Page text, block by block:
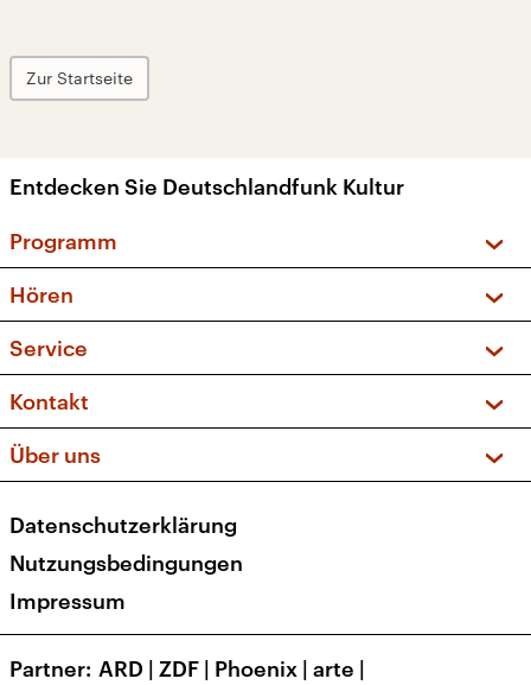
Zur Startseite
Entdecken Sie Deutschlandfunk Kultur
Programm
Sendungen und Podcasts
Musikliste
Kakadu – Das Kinderprogramm
Hören
Frequenzen (UKW + DAB+)
Service
FAQ
Apps
Newsletter
Kontakt
Social Media
Über uns
Presse
Karriere
Transparenz
Datenschutzerklärung
Nutzungsbedingungen
Impressum
Partner ARD | ZDF | Phoenix | arte |